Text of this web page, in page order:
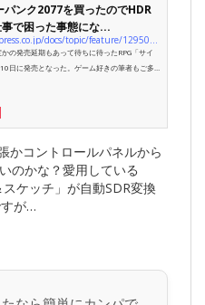
パンク2077を買ったのでHDR
で困った事態にな...
の発売延期もあって待ちに待ったRPG「サイ
日に発売となった。ゲーム好きの筆者もご多
かコントロールパネルから
のかな？愛用している
ケッチ」が自動SDR変換
が…